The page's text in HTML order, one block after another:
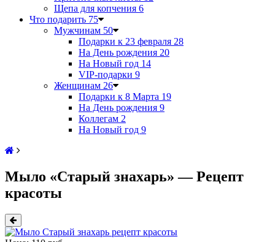
Щепа для копчения 6
Что подарить 75
Мужчинам 50
Подарки к 23 февраля 28
На День рождения 20
На Новый год 14
VIP-подарки 9
Женщинам 26
Подарки к 8 Марта 19
На День рождения 9
Коллегам 2
На Новый год 9
Мыло «Старый знахарь» — Рецепт
красоты